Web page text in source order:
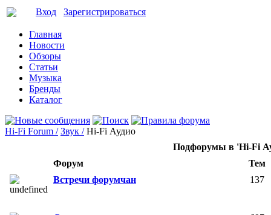
Вход Зарегистрироваться
Главная
Новости
Обзоры
Статьи
Музыка
Бренды
Каталог
Hi-Fi Forum / Звук / Hi-Fi Аудио
Подфорумы в 'Hi-Fi
Форум
Тем
Встречи форумчан
137